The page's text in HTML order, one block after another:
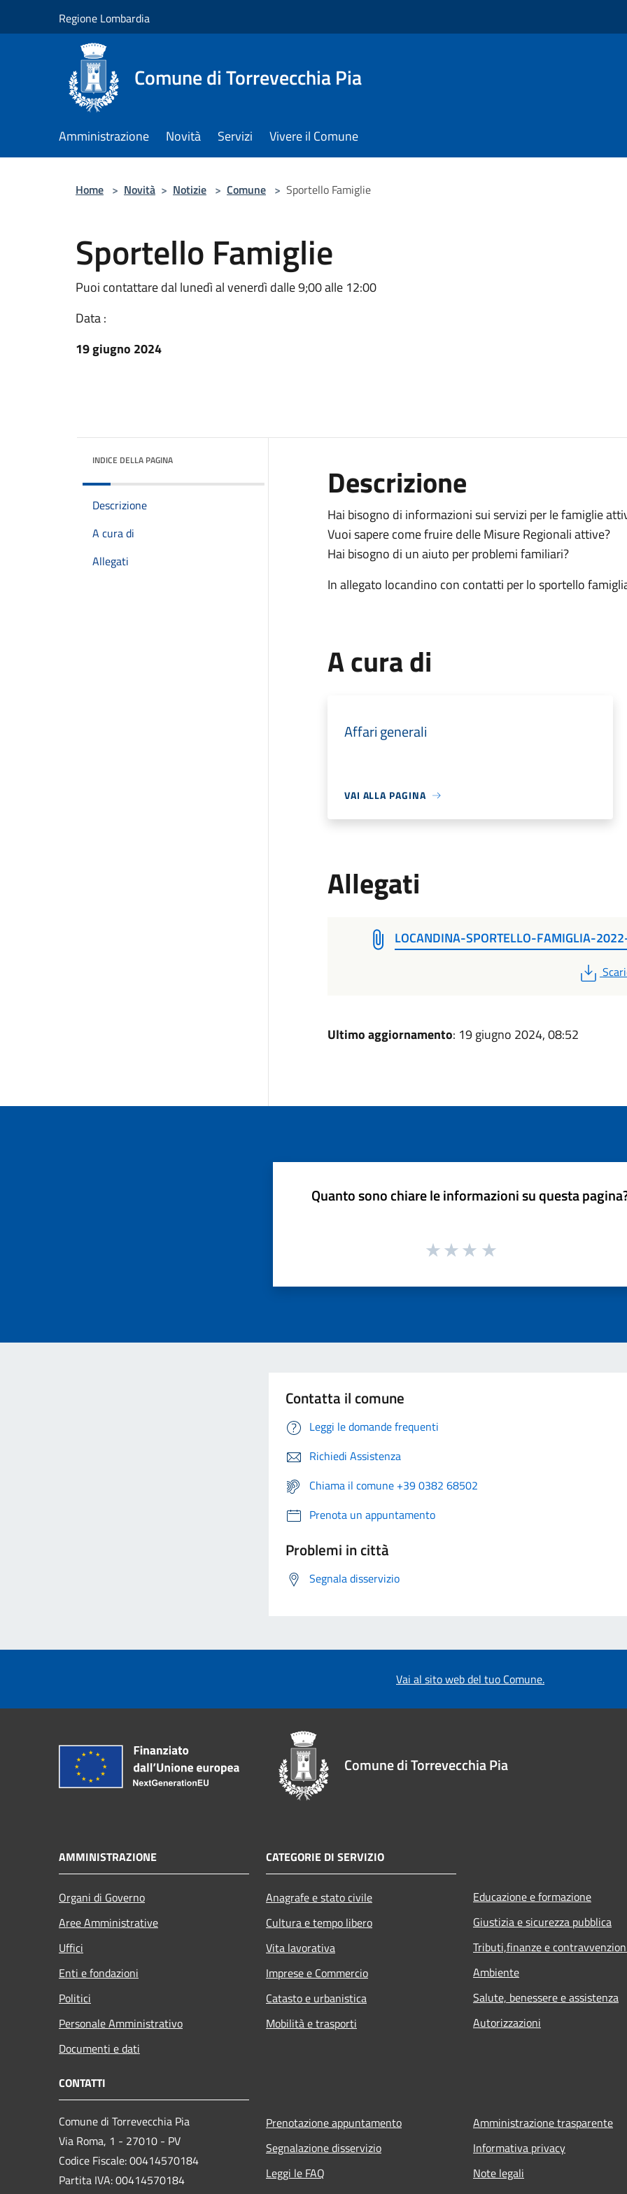
Regione Lombardia
Comune di Torrevecchia Pia
Amministrazione Novità Servizi Vivere il Comune
Home > Novità > Notizie > Comune > Sportello Famiglie
Sportello Famiglie
Puoi contattare dal lunedì al venerdì dalle 9;00 alle 12:00
Data :
19 giugno 2024
INDICE DELLA PAGINA
Descrizione
A cura di
Allegati
Descrizione
Hai bisogno di informazioni sui servizi per le famiglie
Vuoi sapere come fruire delle Misure Regionali attive?
Hai bisogno di un aiuto per problemi familiari?
In allegato locandino con contatti per lo sportello
A cura di
Affari generali
VAI ALLA PAGINA
Allegati
LOCANDINA-SPORTELLO-FAMIGLIA-
PDF
Ultimo aggiornamento: 19 giugno 2024, 08:52
Quanto sono chiare le informazioni su questa
Contatta il comune
Leggi le domande frequenti
Richiedi Assistenza
Chiama il comune +39 0382 68502
Prenota un appuntamento
Problemi in città
Segnala disservizio
Vai al sito web del tuo Comune.
Comune di Torrevecchia Pia
AMMINISTRAZIONE
Organi di Governo
Aree Amministrative
Uffici
Enti e fondazioni
Politici
Personale Amministrativo
Documenti e dati
CATEGORIE DI SERVIZIO
Anagrafe e stato civile
Cultura e tempo libero
Vita lavorativa
Imprese e Commercio
Catasto e urbanistica
Mobilità e trasporti
Educazione e formazione
Giustizia e sicurezza pubblica
Tributi,finanze e
Ambiente
Salute, benessere e assistenza
Autorizzazioni
CONTATTI
Comune di Torrevecchia Pia
Via Roma, 1 - 27010 - PV
Codice Fiscale: 00414570184
Partita IVA: 00414570184
Prenotazione appuntamento
Segnalazione disservizio
Leggi le FAQ
Amministrazione trasparente
Informativa privacy
Note legali